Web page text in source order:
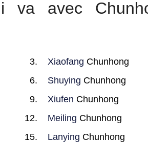
va avec
Xiaofang Chunhong
Shuying Chunhong
Xiufen Chunhong
Meiling Chunhong
Lanying Chunhong